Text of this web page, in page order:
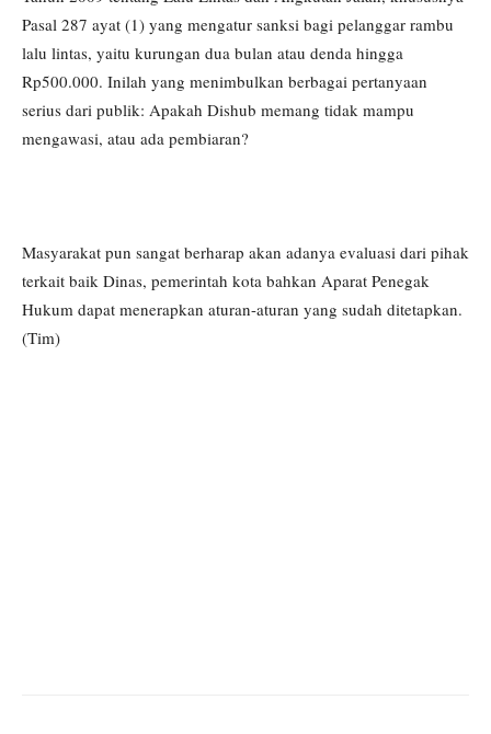
Pasal 287 ayat (1) yang mengatur sanksi bagi pelanggar rambu
lalu lintas, yaitu kurungan dua bulan atau denda hingga
Rp500.000. Inilah yang menimbulkan berbagai pertanyaan
serius dari publik: Apakah Dishub memang tidak mampu
mengawasi, atau ada pembiaran?
Masyarakat pun sangat berharap akan adanya evaluasi dari pihak
terkait baik Dinas, pemerintah kota bahkan Aparat Penegak
Hukum dapat menerapkan aturan-aturan yang sudah ditetapkan.
(Tim)